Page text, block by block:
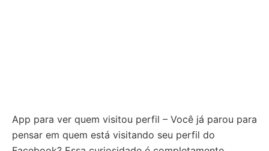
App para ver quem visitou perfil – Você já parou para
pensar em quem está visitando seu perfil do